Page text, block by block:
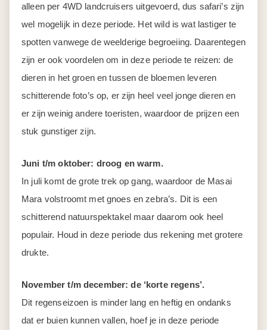
alleen per 4WD landcruisers uitgevoerd, dus safari’s zijn
wel mogelijk in deze periode. Het wild is wat lastiger te
spotten vanwege de weelderige begroeiing. Daarentegen
zijn er ook voordelen om in deze periode te reizen: de
dieren in het groen en tussen de bloemen leveren
schitterende foto’s op, er zijn heel veel jonge dieren en
er zijn weinig andere toeristen, waardoor de prijzen een
stuk gunstiger zijn.
Juni t/m oktober: droog en warm.
In juli komt de grote trek op gang, waardoor de Masai
Mara volstroomt met gnoes en zebra’s. Dit is een
schitterend natuurspektakel maar daarom ook heel
populair. Houd in deze periode dus rekening met grotere
drukte.
November t/m december: de ‘korte regens’.
Dit regenseizoen is minder lang en heftig en ondanks
dat er buien kunnen vallen, hoef je in deze periode